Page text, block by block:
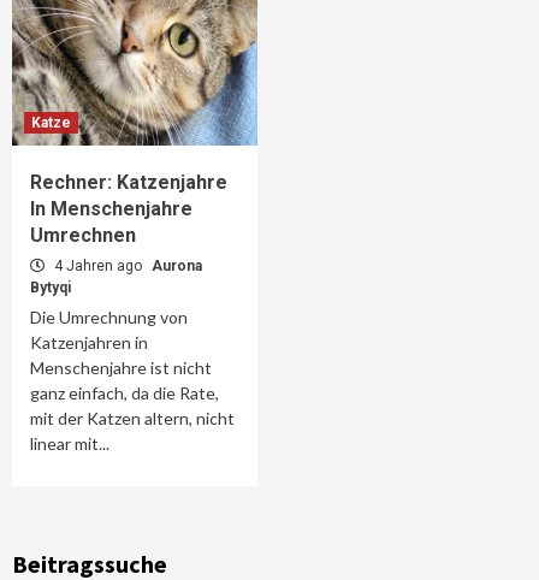
Katze
Rechner: Katzenjahre
In Menschenjahre
Umrechnen
4 Jahren ago Aurona
Bytyqi
Die Umrechnung von
Katzenjahren in
Menschenjahre ist nicht
ganz einfach, da die Rate,
mit der Katzen altern, nicht
linear mit...
Beitragssuche